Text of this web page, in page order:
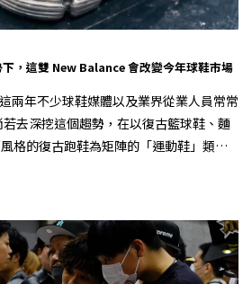
自在，獨特草寫 KIKS LOGO 更增添街頭
馭！ 4. 防潑水BOX LOGO棒球帽這邊
絕雨水滲透，遇到毛毛雨也不用擔心有
反光更是為你的安全與帥氣度加分！ 還
快來 KIKS 官網找尋防潑水單品，讓你雨
match your favorite sneakers.
，這雙 New Balance 會改變今年球鞋市場
兩年不少球鞋媒體以及業界從業人員常常
格的復古跑鞋為矩陣的「運動鞋」類別
動的時候，像是 ASICS 以及 New
頓的百年跑鞋品牌，從 327 到 2002R 再